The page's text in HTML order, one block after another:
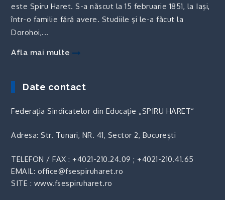
este Spiru Haret. S-a născut la 15 februarie 1851, la Iaşi,
într-o familie fără avere. Studiile şi le-a făcut la
Dorohoi,...
Afla mai multe
Date contact
Federația Sindicatelor din Educație „SPIRU HARET“
Adresa: Str. Tunari, NR. 41, Sector 2, București
TELEFON / FAX :+4021-210.24.09 ;+4021-210.41.65
EMAIL: office@fsespiruharet.ro
SITE : www.fsespiruharet.ro